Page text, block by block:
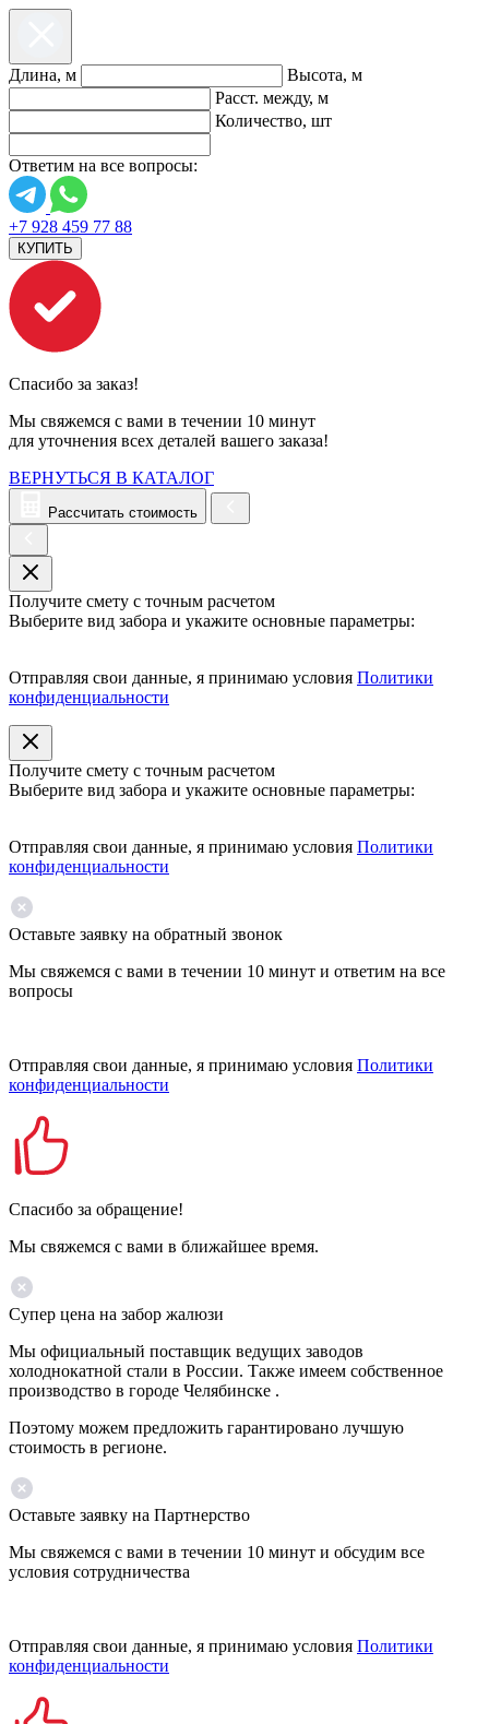
Длина, м
Высота, м
Расст. между, м
Количество, шт
Ответим на все вопросы:
+7 928 459 77 88
КУПИТЬ
Спасибо за заказ!
Мы свяжемся с вами в течении 10 минут
для уточнения всех деталей вашего заказа!
ВЕРНУТЬСЯ В КАТАЛОГ
Рассчитать стоимость
Получите смету с точным расчетом
Выберите вид забора и укажите основные параметры:
Отправляя свои данные, я принимаю условия Политики
конфиденциальности
Получите смету с точным расчетом
Выберите вид забора и укажите основные параметры:
Отправляя свои данные, я принимаю условия Политики
конфиденциальности
Оставьте заявку на обратный звонок
Мы свяжемся с вами в течении 10 минут и ответим на все
вопросы
Отправляя свои данные, я принимаю условия Политики
конфиденциальности
Спасибо за обращение!
Мы свяжемся с вами в ближайшее время.
Супер цена на забор жалюзи
Мы официальный поставщик ведущих заводов
холоднокатной стали в России. Также имеем собственное
производство в городе Челябинске .
Поэтому можем предложить гарантировано лучшую
стоимость в регионе.
Оставьте заявку на Партнерство
Мы свяжемся с вами в течении 10 минут и обсудим все
условия сотрудничества
Отправляя свои данные, я принимаю условия Политики
конфиденциальности